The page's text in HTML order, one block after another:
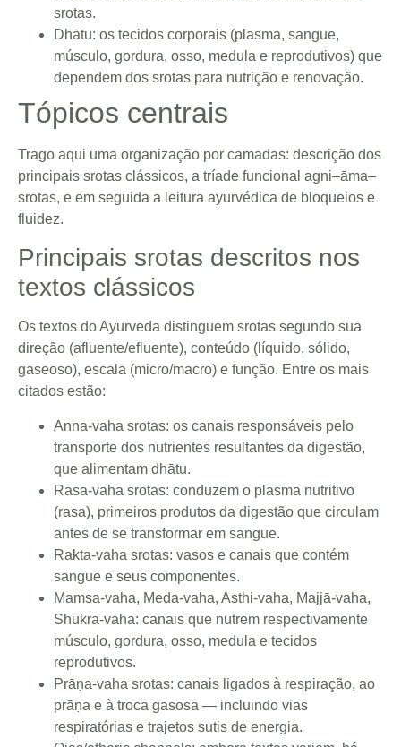
srotas.
Dhātu: os tecidos corporais (plasma, sangue,
músculo, gordura, osso, medula e reprodutivos) que
dependem dos srotas para nutrição e renovação.
Tópicos centrais
Trago aqui uma organização por camadas: descrição dos
principais srotas clássicos, a tríade funcional agni–āma–
srotas, e em seguida a leitura ayurvédica de bloqueios e
fluidez.
Principais srotas descritos nos
textos clássicos
Os textos do Ayurveda distinguem srotas segundo sua
direção (afluente/efluente), conteúdo (líquido, sólido,
gaseoso), escala (micro/macro) e função. Entre os mais
citados estão:
Anna-vaha srotas: os canais responsáveis pelo
transporte dos nutrientes resultantes da digestão,
que alimentam dhātu.
Rasa-vaha srotas: conduzem o plasma nutritivo
(rasa), primeiros produtos da digestão que circulam
antes de se transformar em sangue.
Rakta-vaha srotas: vasos e canais que contém
sangue e seus componentes.
Mamsa-vaha, Meda-vaha, Asthi-vaha, Majjā-vaha,
Shukra-vaha: canais que nutrem respectivamente
músculo, gordura, osso, medula e tecidos
reprodutivos.
Prāṇa-vaha srotas: canais ligados à respiração, ao
prāṇa e à troca gasosa — incluindo vias
respiratórias e trajetos sutis de energia.